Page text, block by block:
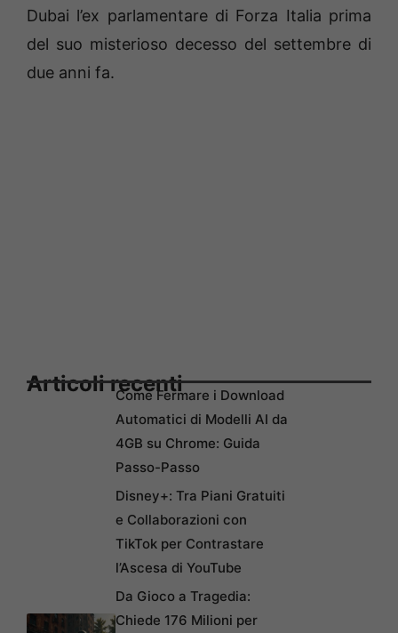
Dubai l’ex parlamentare di Forza Italia prima
del suo misterioso decesso del settembre di
due anni fa.
Articoli recentiCome Fermare i Download
Automatici di Modelli AI da
4GB su Chrome: Guida
Passo-Passo
Disney+: Tra Piani Gratuiti
e Collaborazioni con
TikTok per Contrastare
l’Ascesa di YouTube
Da Gioco a Tragedia:
Chiede 176 Milioni per